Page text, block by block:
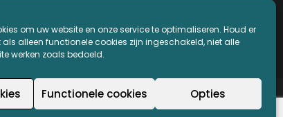
om uw website en onze service te optimaliseren. Houd er
alleen functionele cookies zijn ingeschakeld, niet alle
werken zoals bedoeld.
Functionele cookies Opties